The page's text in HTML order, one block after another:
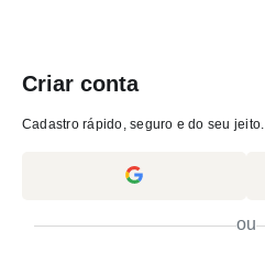
Criar conta
Cadastro rápido, seguro e do seu jeito.
ou